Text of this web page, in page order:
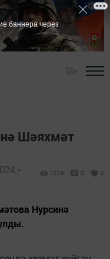
Шәяхмәт
-
1316 0 0
Нурсинә
баннера через